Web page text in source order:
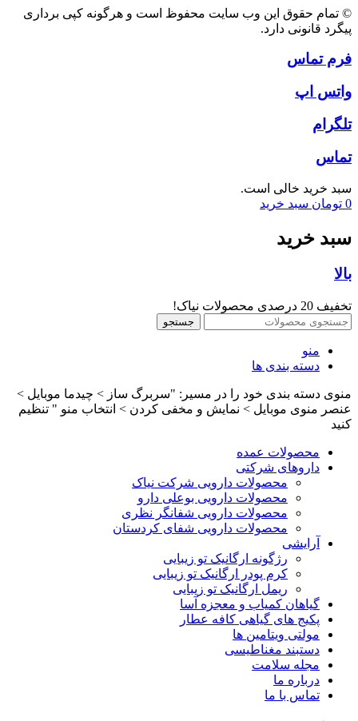
© تمام حقوق این وب سایت محفوظ است و هرگونه کپی برداری
پیگرد قانونی دارد.
فرم تماس
واتس اپ
تلگرام
تماس
سبد خرید خالی است.
0 تومان سبد خرید
سبد خرید
بالا
تخفیف 20 درصدی محصولات نیاک!
جستجو
منو
دسته بندی ها
منوی دسته بندی خود را در مسیر: "سربرگ ساز > چیدما موبایل >
عنصر منوی موبایل > نمایش و مخفی کردن > انتخاب منو " تنظیم
کنید
محصولات عمده
داروهای شرکتی
محصولات دارویی شرکت نیاک
محصولات دارویی بوعلی دارو
محصولات دارویی شفانگر نظری
محصولات دارویی شفای کردستان
آرایشی
رژگونه ارگانیک تو زیبایی
کرم پودر ارگانیک تو زیبایی
ریمل ارگانیک تو زیبایی
گیاهان کمیاب و معجزه آسا
پکیج های گیاهی کافه عطار
مولتی ویتامین ها
دستبند مغناطیسی
مجله سلامت
درباره ما
تماس با ما